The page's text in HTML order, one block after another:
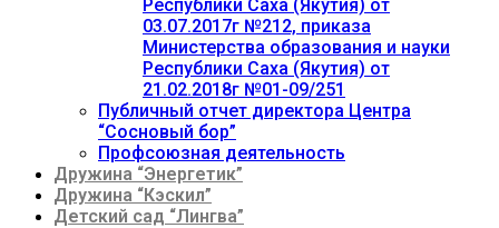
Республики Саха (Якутия) от
03.07.2017г №212, приказа
Министерства образования и науки
Республики Саха (Якутия) от
21.02.2018г №01-09/251
Публичный отчет директора Центра
“Сосновый бор”
Профсоюзная деятельность
Дружина “Энергетик”
Дружина “Кэскил”
Детский сад “Лингва”